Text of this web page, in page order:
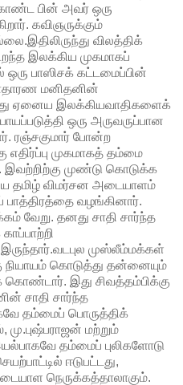
பின் அவர் ஒரு
கவிஞருக்கும்
விலத்திக்
இலக்கிய முகமாகப்
ஒரு பாஸிசக் கட்டமைப்பின்
மனிதனின்
ஏனைய இலக்கியவாதிகளைக்
ஒரு அருவருப்பான
ரஞ்சகுமார் போன்ற
முகமாகத் தம்மை
இவற்றிற்கு முண்டு கொடுக்க
தமிழ் விமர்சன அடையாளம்
பாத்திரத்தை வழங்கினார்.
வேறு. தனது சாதி சார்ந்த
முஸ்லீம்மக்கள்
நியாயம் கொடுத்து தன்னையும்
கொண்டார். இது சிவத்தம்பிக்கு
சாதி சார்ந்த
தம்மைப் பொருத்திக்
மற்றும்
தம்மைப் புலிகளோடு
ஈடுபட்டது,
நெருக்கத்தாலாகும்.